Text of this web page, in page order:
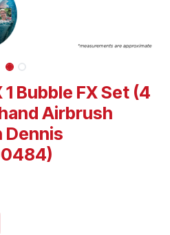
1 Bubble FX Set (4
Airbrush
Dennis